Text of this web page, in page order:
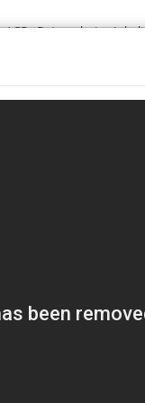
um Ihnen
zu
AGB Datenschutz